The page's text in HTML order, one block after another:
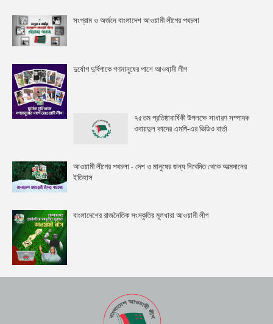
সংগ্রাম ও অর্জনে বাংলাদেশ আওয়ামী লীগের পথচলা
দুর্যোগ দুর্বিপাকে গণমানুষের পাশে আওযা়মী লীগ
৭৫তম প্রতিষ্ঠাবার্ষিকী উপলক্ষে সাধারণ সম্পাদক
ওবায়দুল কাদের এমপি-এর ভিডিও বার্তা
আওয়ামী লীগের পথচলা - দেশ ও মানুষের জন্য নিবেদিত থেকে আত্মদানের
ইতিহাস
বাংলাদেশের রাজনৈতিক সংস্কৃতির মূলধারা আওয়ামী লীগ